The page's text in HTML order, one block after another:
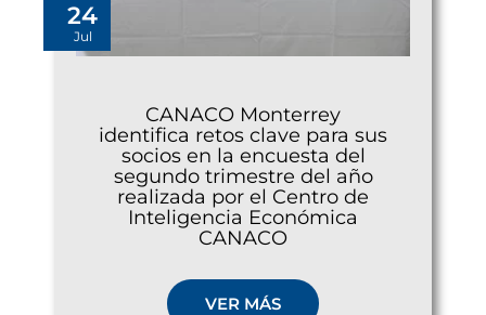
24
Jul
CANACO Monterrey
identifica retos clave para sus
socios en la encuesta del
segundo trimestre del año
realizada por el Centro de
Inteligencia Económica
CANACO
VER MÁS